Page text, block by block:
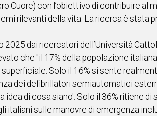
Cuore) con l’obiettivo di contribuire
rilevanti della vita. La ricerca è stata
2025 dai ricercatori dell’Università
che "il 17% della popolazione
Solo il 16% si sente
dei defibrillatori semiautomatici
idea di cosa siano'. Solo il 36% ritiene
italiani sulle manovre di emergenza